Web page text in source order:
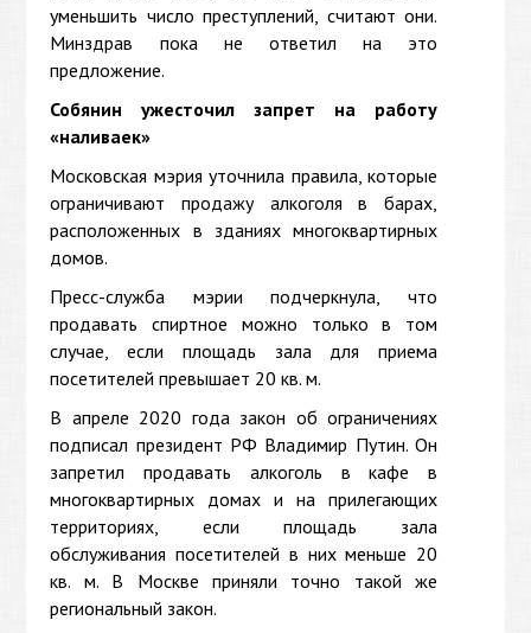
уменьшить число преступлений, считают они.
Минздрав пока не ответил на это
предложение.
Собянин ужесточил запрет на работу
«наливаек»
Московская мэрия уточнила правила, которые
ограничивают продажу алкоголя в барах,
расположенных в зданиях многоквартирных
домов.
Пресс-служба мэрии подчеркнула, что
продавать спиртное можно только в том
случае, если площадь зала для приема
посетителей превышает 20 кв. м.
В апреле 2020 года закон об ограничениях
подписал президент РФ Владимир Путин. Он
запретил продавать алкоголь в кафе в
многоквартирных домах и на прилегающих
территориях, если площадь зала
обслуживания посетителей в них меньше 20
кв. м. В Москве приняли точно такой же
региональный закон.